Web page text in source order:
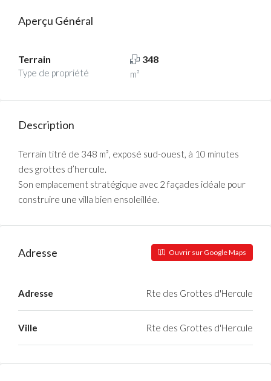
Aperçu Général
Terrain
Type de propriété
348
m²
Description
Terrain titré de 348 m², exposé sud-ouest, à 10 minutes
des grottes d’hercule.
Son emplacement stratégique avec 2 façades idéale pour
construire une villa bien ensoleillée.
Adresse Ouvrir sur Google Maps
Adresse Rte des Grottes d'Hercule
Ville Rte des Grottes d'Hercule